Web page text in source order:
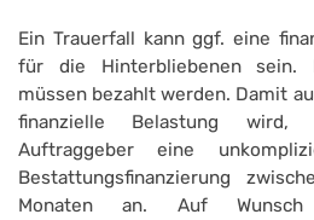
Ein Trauerfall kann ggf. eine
für die Hinterbliebenen sein.
müssen bezahlt werden. Damit
finanzielle Belastung
Auftraggeber eine
Bestattungsfinanzierung
Monaten an. Auf